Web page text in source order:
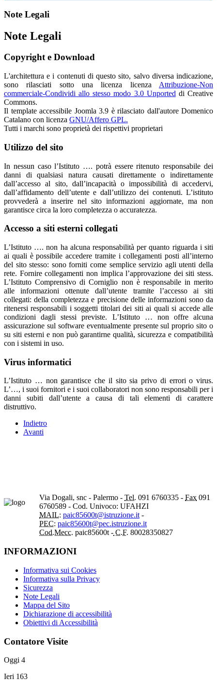
Note Legali
Note Legali
Copyright e Download
L'architettura e i contenuti di questo sito, salvo diversa indicazione,
sono rilasciati sotto una licenza licenza Attribuzione-Non
commerciale-Condividi allo stesso modo 3.0 Unported di Creative
Commons.
Il template accessibile Joomla 3.9 è rilasciato dall'autore Domenico
Catalano con licenza GNU/Affero GPL.
Tutti i marchi sono proprietà dei rispettivi proprietari
Utilizzo del sito
In nessun caso l’Istituto …. potrà essere ritenuto responsabile dei
danni di qualsiasi natura causati direttamente o indirettamente
dall’accesso al sito, dall’incapacità o impossibilità di accedervi,
dall’affidamento dell’utente e dall’utilizzo dei contenuti. L’istituto
provvederà a inserire nel sito informazioni aggiornate, ma non
garantisce circa la loro completezza o accuratezza.
Accesso a siti esterni collegati
L’Istituto …. non ha alcuna responsabilità per quanto riguarda i siti
ai quali è possibile accedere tramite i collegamenti posti all’interno
del sito stesso: sono forniti come semplice servizio agli utenti della
rete. Fornire collegamenti non implica l’approvazione dei siti stess.
L’Istituto Comprensivo di Corniglio non è responsabile in merito
alle informazioni ottenute dall’utente tramite l’accesso ai siti
collegati: della completezza e precisione delle informazioni sono da
ritenersi responsabili i soggetti titolari dei siti ai quali si accede alle
condizioni dagli stessi previste. L’Istituto … non offre alcuna
assicurazione sul software eventualmente presente sul proprio sito o
su siti esterni e non può garantirne qualità, sicurezza e compatibilità
con i sistemi in uso.
Virus informatici
L’Istituto … non garantisce che il sito sia privo di errori o virus.
L’…, i suoi fornitori e i suoi collaboratori non sono responsabili per i
danni subiti dall’utente a causa di tali elementi di carattere
distruttivo.
Indietro
Avanti
Via Dogali, snc - Palermo - Tel. 091 6760335 - Fax 091
6760589 - Cod. Univoco: UFAHZI
MAIL: paic85600t@istruzione.it-
PEC: paic85600t@pec.istruzione.it
Cod.Mecc. paic85600t - C.F. 80028350827
INFORMAZIONI
Informativa sui Cookies
Informativa sulla Privacy
Sicurezza
Note Legali
Mappa del Sito
Dichiarazione di accessibilità
Obiettivi di Accessibilità
Contatore Visite
Oggi 4
Ieri 163